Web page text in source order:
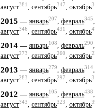
август381 сентябрь347 октябрь
2015 — январь207, февраль345
август346 сентябрь431 октябрь
2014 — январь108, февраль290
август273 сентябрь260 октябрь
2013 — январь279, февраль314
август283 сентябрь297 октябрь
2012 — январь105, февраль438
август343, сентябрь323, октябрь